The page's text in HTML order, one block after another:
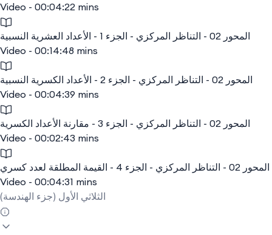
Video - 00:04:22 mins
المحور 02 - التناظر المركزي - الجزء 1 - الأعداد العشرية النسبية
Video - 00:14:48 mins
المحور 02 - التناظر المركزي - الجزء 2 - الأعداد الكسرية النسبية
Video - 00:04:39 mins
المحور 02 - التناظر المركزي - الجزء 3 - مقارنة الأعداد الكسرية
Video - 00:02:43 mins
المحور 02 - التناظر المركزي - الجزء 4 - القيمة المطلقة لعدد كسري
Video - 00:04:31 mins
الثلاثي الأول (جزء الهندسة)